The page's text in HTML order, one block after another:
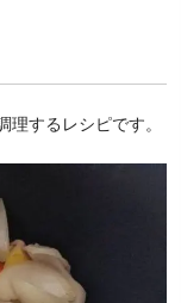
理するレシピです。